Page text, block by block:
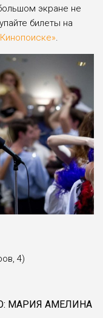
экране не
билеты на
4)
МАРИЯ АМЕЛИНА